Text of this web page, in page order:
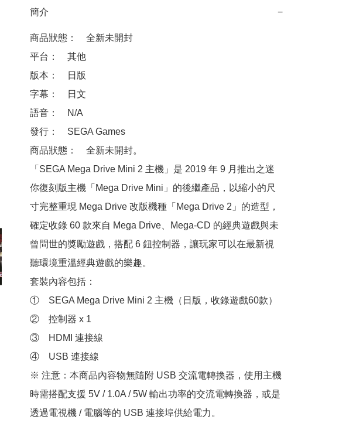
簡介 −
商品狀態：　全新未開封
平台：　其他
版本：　日版
字幕：　日文
語音：　N/A
發行：　SEGA Games
商品狀態：　全新未開封。
「SEGA Mega Drive Mini 2 主機」是 2019 年 9 月推出之迷
你復刻版主機「Mega Drive Mini」的後繼產品，以縮小的尺
寸完整重現 Mega Drive 改版機種「Mega Drive 2」的造型，
確定收錄 60 款來自 Mega Drive、Mega-CD 的經典遊戲與未
曾問世的獎勵遊戲，搭配 6 鈕控制器，讓玩家可以在最新視
聽環境重溫經典遊戲的樂趣。
套裝內容包括：
①　SEGA Mega Drive Mini 2 主機（日版，收錄遊戲60款）
②　控制器 x 1
③　HDMI 連接線
④　USB 連接線
※ 注意：本商品內容物無隨附 USB 交流電轉換器，使用主機
時需搭配支援 5V / 1.0A / 5W 輸出功率的交流電轉換器，或是
透過電視機 / 電腦等的 USB 連接埠供給電力。